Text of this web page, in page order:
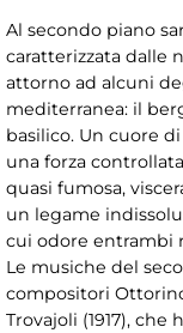
Al secondo piano
caratterizzata dalle
attorno ad alcuni
mediterranea: il
basilico. Un cuore
una forza
quasi fumosa,
un legame
cui odore entrambi
Le musiche del
compositori
Trovajoli (1917),